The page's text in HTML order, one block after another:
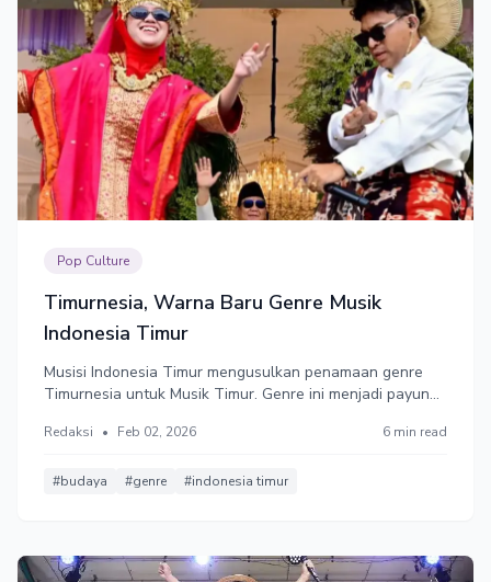
Pop Culture
Timurnesia, Warna Baru Genre Musik
Indonesia Timur
Musisi Indonesia Timur mengusulkan penamaan genre
Timurnesia untuk Musik Timur. Genre ini menjadi payung
selama ini berkembang secara organik, mulai dari lagu-
Redaksi • Feb 02, 2026 6 min read
#budaya #genre #indonesia timur